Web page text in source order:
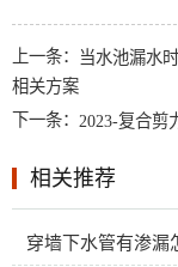
上一条：
当水池漏水
相关方案
下一条： 2023-复合剪
相关推荐